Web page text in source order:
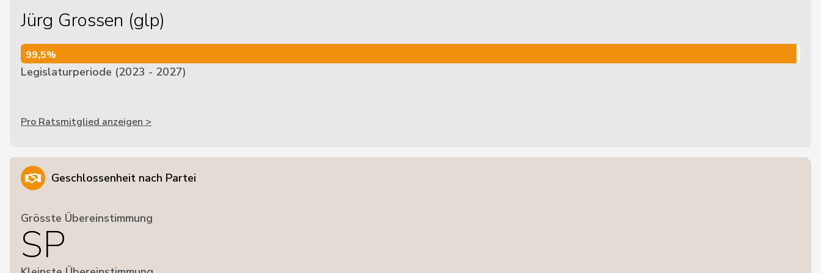
Jürg Grossen (glp)
99,5%
99,5%
Legislaturperiode (2023 - 2027)
Pro Ratsmitglied anzeigen >
Geschlossenheit nach Partei
Grösste Übereinstimmung
SP